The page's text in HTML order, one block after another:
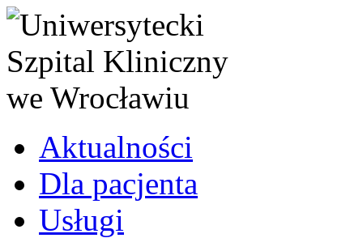
Aktualności
Dla pacjenta
Usługi